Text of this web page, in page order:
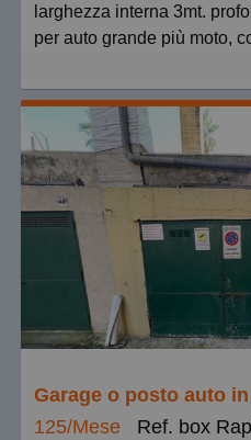
larghezza interna 3mt.
per auto grande più moto,
amministrazione, cauzione
referenze, NO uso
Immobiliare affitta.
125/Mese
Ref. box